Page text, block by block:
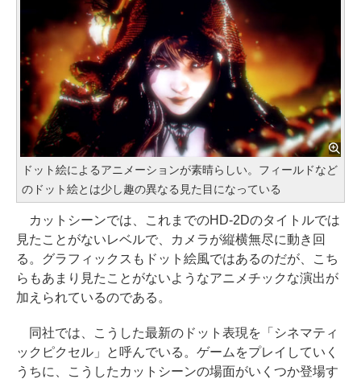
ドット絵によるアニメーションが素晴らしい。フィールドなど
のドット絵とは少し趣の異なる見た目になっている
カットシーンでは、これまでのHD-2Dのタイトルでは
見たことがないレベルで、カメラが縦横無尽に動き回
る。グラフィックスもドット絵風ではあるのだが、こち
らもあまり見たことがないようなアニメチックな演出が
加えられているのである。
同社では、こうした最新のドット表現を「シネマティ
ックピクセル」と呼んでいる。ゲームをプレイしていく
うちに、こうしたカットシーンの場面がいくつか登場す